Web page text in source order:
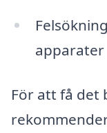
apparater
För att få det